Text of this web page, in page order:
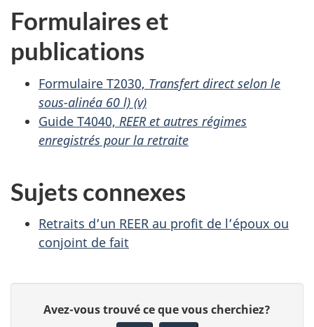
Formulaires et
publications
Formulaire T2030, Transfert direct selon le
sous-alinéa 60 l) (v)
Guide T4040, REER et autres régimes
enregistrés pour la retraite
Sujets connexes
Retraits d’un REER au profit de l’époux ou
conjoint de fait
Avez-vous trouvé ce que vous cherchiez?